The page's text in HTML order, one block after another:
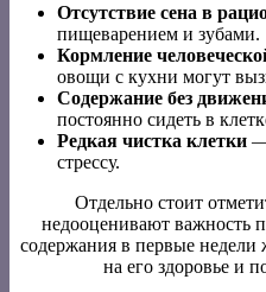
Отсутствие сена в
пищеварением и зубами.
Кормление
овощи с кухни могут
Содержание без
постоянно сидеть в
Редкая чистка клетки —
стрессу.
Отдельно стоит
недооценивают важность
содержания в первые
на его здоровье и